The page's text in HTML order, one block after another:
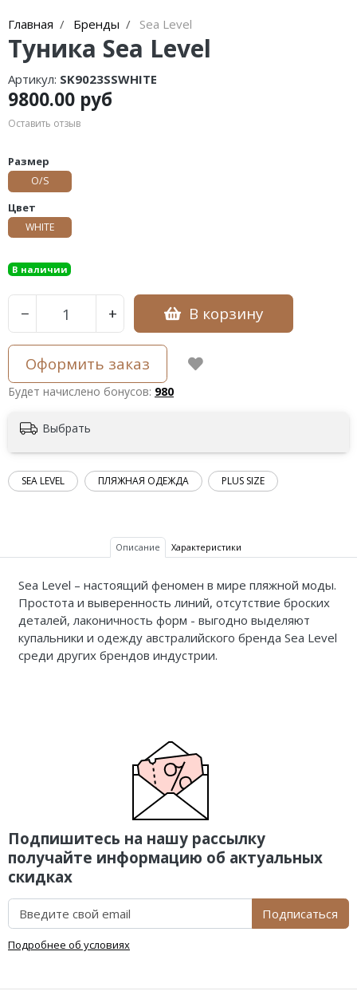
Главная Бренды Sea Level
Туника Sea Level
Артикул: SK9023SSWHITE
9800.00 руб
Оставить отзыв
Размер
O/S
Цвет
WHITE
В наличии
− + В корзину
Оформить заказ
Будет начислено бонусов: 980
Выбрать
SEA LEVEL ПЛЯЖНАЯ ОДЕЖДА PLUS SIZE
Описание Характеристики
Sea Level – настоящий феномен в мире пляжной моды.
Простота и выверенность линий, отсутствие броских
деталей, лаконичность форм - выгодно выделяют
купальники и одежду австралийского бренда Sea Level
среди других брендов индустрии.
Подпишитесь на нашу рассылку
получайте информацию об актуальных
скидках
Подписаться
Подробнее об условиях